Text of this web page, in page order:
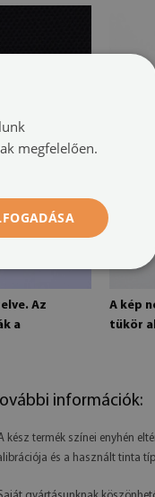
Az
a
A kép
tükör
információk:
kész termék színei enyhén
és a használt tinta
megfelelően.